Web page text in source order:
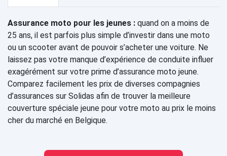
Assurance moto pour les jeunes : quand on a moins de
25 ans, il est parfois plus simple d’investir dans une moto
ou un scooter avant de pouvoir s’acheter une voiture. Ne
laissez pas votre manque d’expérience de conduite influer
exagérément sur votre prime d’assurance moto jeune.
Comparez facilement les prix de diverses compagnies
d’assurances sur Solidas afin de trouver la meilleure
couverture spéciale jeune pour votre moto au prix le moins
cher du marché en Belgique.